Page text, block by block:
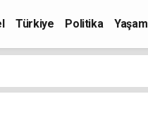
Türkiye Politika Yaşam